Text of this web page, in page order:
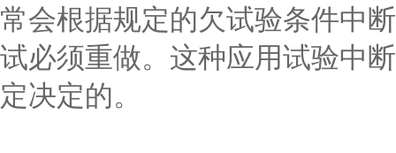
常会根据规定的欠试验条件中
试必须重做。这种应用试验中
定决定的。